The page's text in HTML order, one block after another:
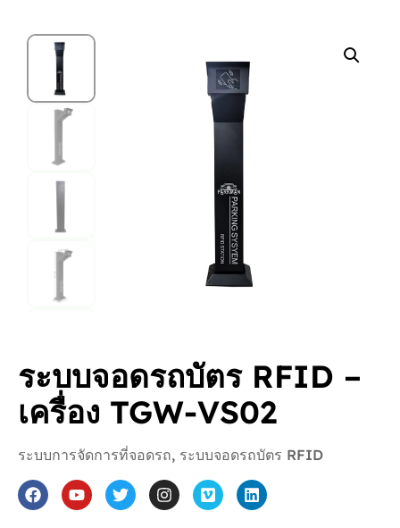
ระบบจอดรถบัตร RFID –
เครื่อง TGW-VS02
ระบบการจัดการที่จอดรถ, ระบบจอดรถบัตร RFID